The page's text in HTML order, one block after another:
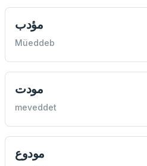
مؤدب
Müeddeb
مودت
meveddet
مودوع